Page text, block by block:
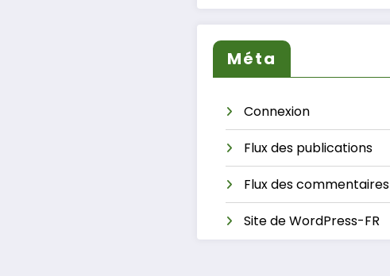
Méta
Connexion
Flux des publications
Flux des commentaires
Site de WordPress-FR